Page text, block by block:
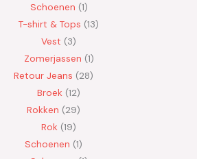
Schoenen 1
T-shirt & Tops 13
Vest
3
Zomerjassen 1
Retour Jeans
28
Broek 12
Rokken
29
Rok 19
Schoenen 1